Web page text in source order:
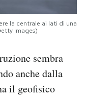
la centrale ai lati di una
Images)
sembra
anche dalla
il geofisico